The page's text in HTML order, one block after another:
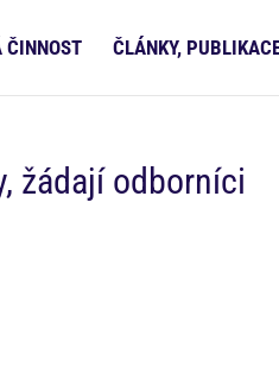
ČINNOST ČLÁNKY,
žádají odborníci